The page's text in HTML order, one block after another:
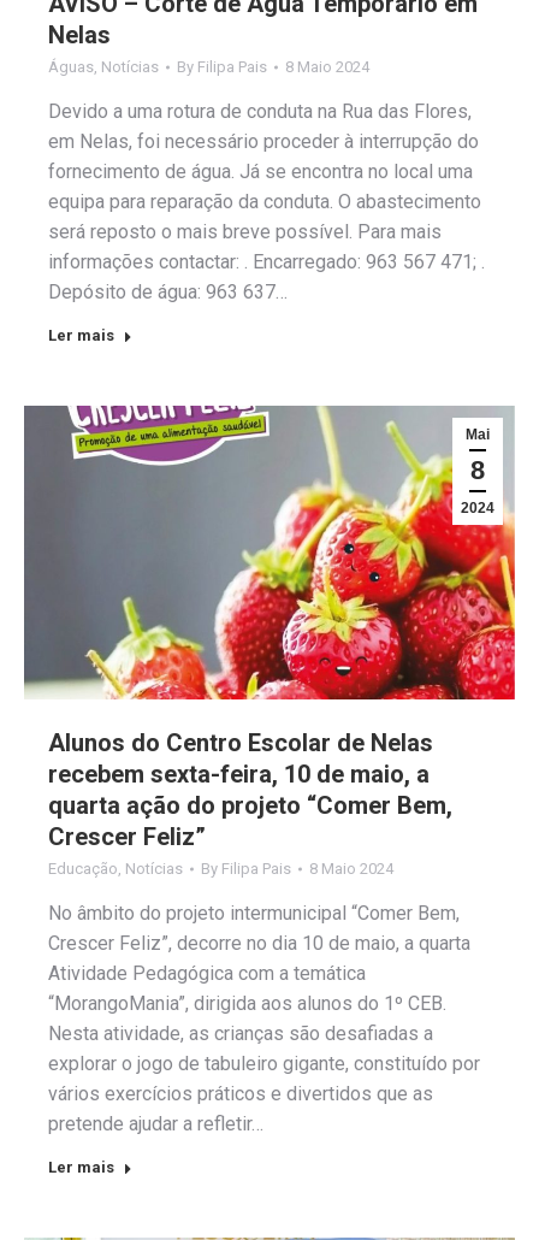
Nelas
Águas Notícias By Filipa Pais 8 Maio 2024
Devido a uma rotura de conduta na Rua das Flores,
em Nelas, foi necessário proceder à interrupção do
fornecimento de água. Já se encontra no local uma
equipa para reparação da conduta. O abastecimento
será reposto o mais breve possível. Para mais
informações contactar: . Encarregado: 963 567 471; .
Depósito de água: 963 637…
Ler mais
Mai
8
2024
Alunos do Centro Escolar de Nelas
recebem sexta-feira, 10 de maio, a
quarta ação do projeto “Comer Bem,
Crescer Feliz”
Educação, Notícias By Filipa Pais 8 Maio 2024
No âmbito do projeto intermunicipal “Comer Bem,
Crescer Feliz”, decorre no dia 10 de maio, a quarta
Atividade Pedagógica com a temática
“MorangoMania”, dirigida aos alunos do 1º CEB.
Nesta atividade, as crianças são desafiadas a
explorar o jogo de tabuleiro gigante, constituído por
vários exercícios práticos e divertidos que as
pretende ajudar a refletir…
Ler mais